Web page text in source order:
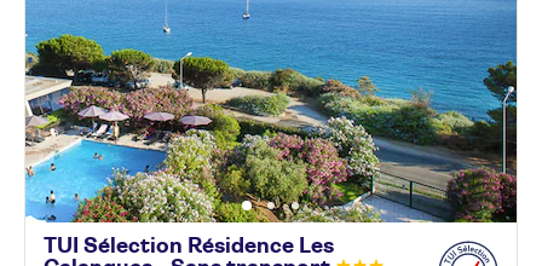
TUI Sélection Résidence Les